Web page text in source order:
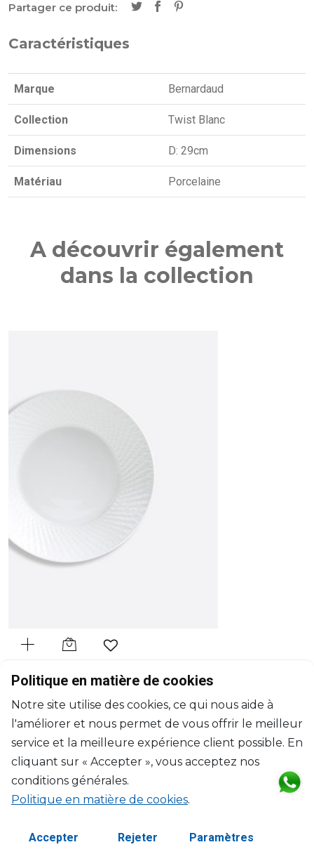
Partager ce produit:
Caractéristiques
Marque Bernardaud
Collection Twist Blanc
Dimensions D: 29cm
Matériau Porcelaine
A découvrir également
dans la collection
BERNARDAUD
Assiette creuse à aile
20cl, D: 22.5cm, H: 4cm
$85
Politique en matière de cookies
Notre site utilise des cookies, ce qui nous aide à
l'améliorer et nous permet de vous offrir le meilleur
service et la meilleure expérience client possible. En
cliquant sur « Accepter », vous acceptez nos
conditions générales.
Politique en matière de cookies.
Accepter Rejeter Paramètres